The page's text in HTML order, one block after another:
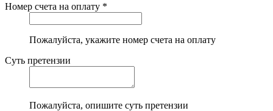
Номер счета на оплату *
Пожалуйста, укажите номер счета на оплату
Суть претензии
Пожалуйста, опишите суть претензии